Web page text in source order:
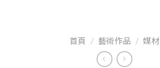
首頁 / 藝術作品 / 媒材